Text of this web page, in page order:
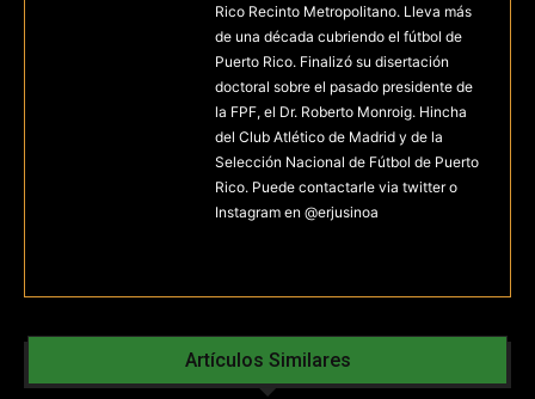
Rico Recinto Metropolitano. Lleva más
de una década cubriendo el fútbol de
Puerto Rico. Finalizó su disertación
doctoral sobre el pasado presidente de
la FPF, el Dr. Roberto Monroig. Hincha
del Club Atlético de Madrid y de la
Selección Nacional de Fútbol de Puerto
Rico. Puede contactarle via twitter o
Instagram en @erjusinoa
Artículos Similares